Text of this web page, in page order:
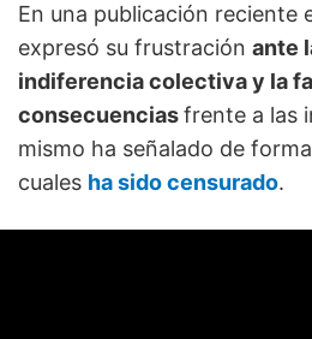
En una publicación reciente
expresó su frustración ante
indiferencia colectiva y la
consecuenciasfrente a las
mismo ha señalado de
cuales ha sido censurado.